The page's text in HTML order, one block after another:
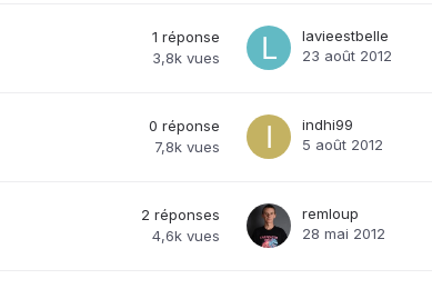
1 réponse
3,8k vues
lavieestbelle
23 août 2012
0 réponse
7,8k vues
indhi99
5 août 2012
2 réponses
4,6k vues
remloup
28 mai 2012